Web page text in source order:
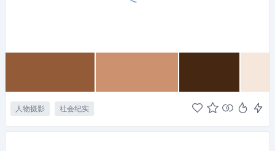
人物摄影 社会纪实